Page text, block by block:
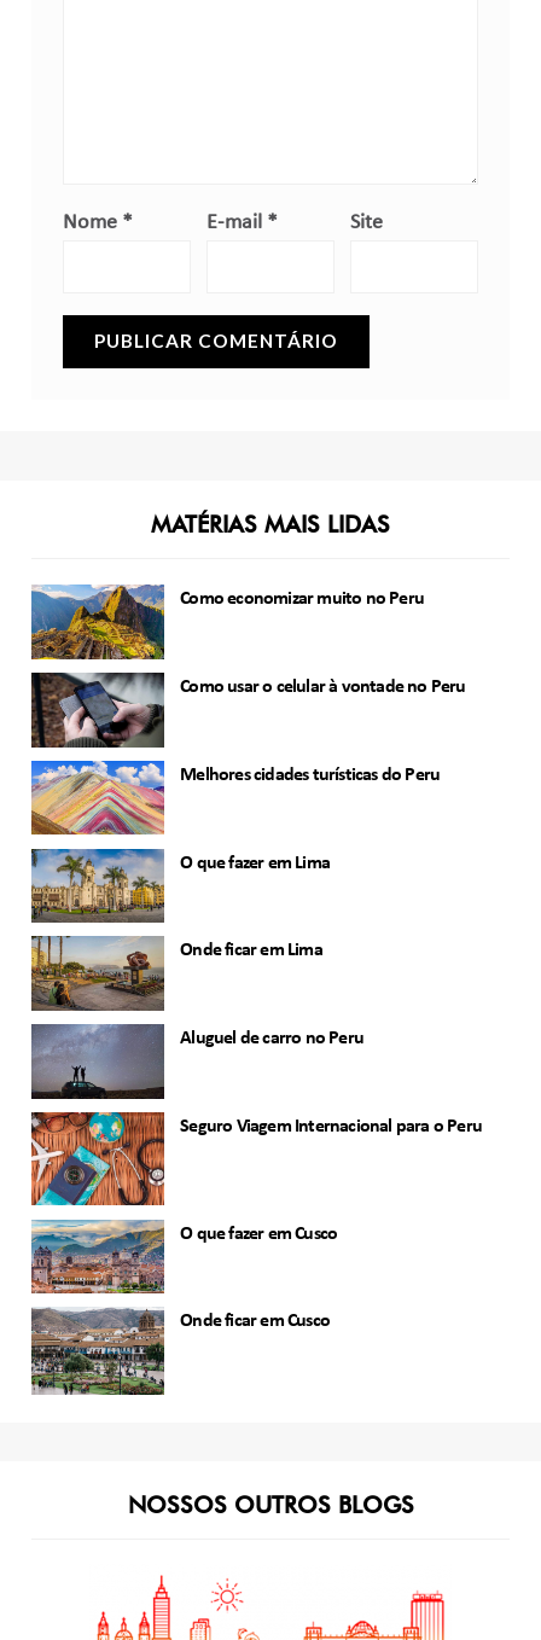
Nome * E-mail * Site
MATÉRIAS MAIS LIDAS
Como economizar muito no Peru
Como usar o celular à vontade no Peru
Melhores cidades turísticas do Peru
O que fazer em Lima
Onde ficar em Lima
Aluguel de carro no Peru
Seguro Viagem Internacional para o Peru
O que fazer em Cusco
Onde ficar em Cusco
NOSSOS OUTROS BLOGS